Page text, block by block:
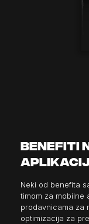
benefiti
Neki od benefita
timom za mobilne
prodavnicama za
optimizacija za